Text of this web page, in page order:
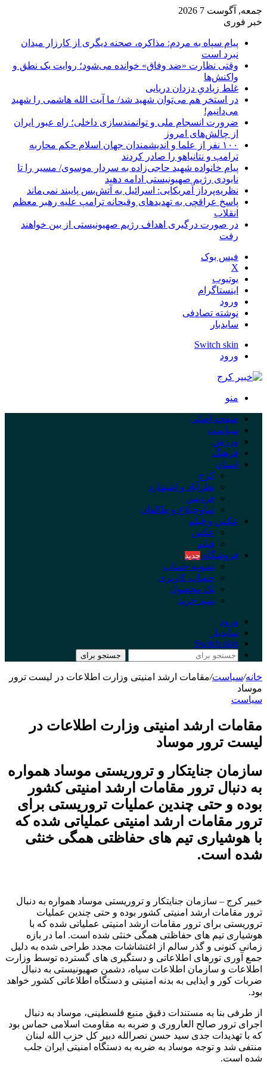
جمعه, آگوست 7 2026
خبر فوری
پیام سپاه به مردم: مذاکره، صحنه دیگری از کارزار میدان
نبرد است
وقتی نظارت «ضد وفاق» خوانده می‌شود؛ روایت یک نطق و
واکنش‌ها
غلط زیادیِ دزدان دریایی
در استخر هم می‌توان شهید شد/ ما آیت الله هاشمی را شهید
می‌دانیم!
ضرورت انسجام ملی و توانمندسازی داخلی؛ راه عبور ایران
از چالش‌های امروز
۱۰۰ نفر از علما و اندیشمندان جهان اسلام حکم محاربه
ترامپ و نتانیاهو را صادر کردند
پیام خانواده شهید حاجی‌زاده به سردار موسوی/ مسیر را تا
نابودی رژیم صهیونیستی ادامه دهید
نظریه‌پرداز آمریکایی: اسرائیل به آتش‌بس پایبند نمی‌ماند
پاسخ عراقچی به تهدیدهای وقیحانه ترامپ علیه رهبر معظم
انقلاب
در صورت درگیری اهداف رژیم صهیونیستی از بین خواهند
رفت
فیس بوک
X
یوتیوب
اینستاگرام
ورود
نوشته تصادفی
سایدبار
Switch skin
ورود
منو
صفحه اصلی
سیاست
ورزش
فرهنگ
استان
کرج
نظرآباد و اشتهارد
فردیس
ساوجبلاغ و طالقان
عکس و فیلم
عکس
فیلم
فروشگاه جدید
تسویه حساب
حساب کاربری
تک محصول
سبد خرید
ورود
سایدبار
Switch skin
جستجو برای
خانه/سیاست/مقامات ارشد امنیتی وزارت اطلاعات در لیست ترور
موساد
سیاست
مقامات ارشد امنیتی وزارت اطلاعات در
لیست ترور موساد
سازمان جنایتکار و تروریستی موساد همواره
به دنبال ترور مقامات ارشد امنیتی کشور
بوده و حتی چندین عملیات تروریستی برای
ترور مقامات ارشد امنیتی عملیاتی شده که
با هوشیاری تیم های حفاظتی همگی خنثی
شده است.
خبیر کرج – سازمان جنایتکار و تروریستی موساد همواره به دنبال
ترور مقامات ارشد امنیتی کشور بوده و حتی چندین عملیات
تروریستی برای ترور مقامات ارشد امنیتی عملیاتی شده که با
هوشیاری تیم های حفاظتی همگی خنثی شده است. اما در بازه
زمانی کنونی و گذر سالم از اغتشاشات مجدد طراحی شده به دلیل
جمع آوری تورهای اطلاعاتی و دستگیری های گسترده توسط وزارت
اطلاعات و سازمان اطلاعات سپاه، دشمن صهیونیستی به دنبال
ضربات کور و ایذایی به بدنه امنیتی و دستگاه اطلاعاتی کشور خواهد
بود.
از طرفی بنا به مستندات دقیق منبع فلسطینی، موساد به دنبال
اجرای ترور صالح العاروری و ضربه به مقاومت اسلامی حماس بود
که با تهدیدات جدی سید حسن نصرالله دبیر کل حزب الله لبنان
منتفی شد و توجه موساد به ضربه به دستگاه امنیتی ایران جلب
شده است.